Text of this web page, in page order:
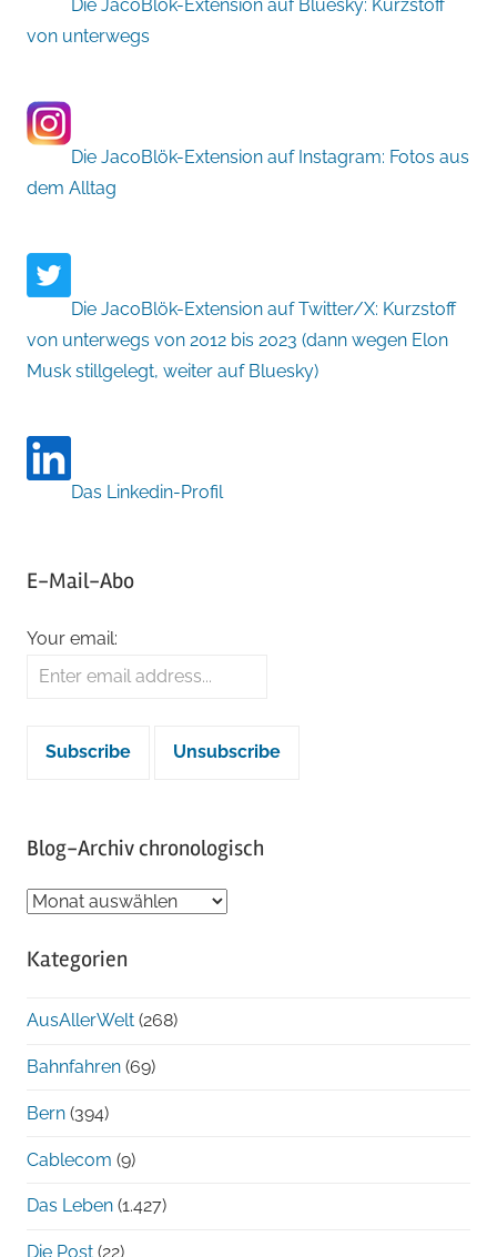
Die JacoBlök-Extension auf Bluesky: Kurzstoff
von unterwegs
Die JacoBlök-Extension auf Instagram: Fotos aus
dem Alltag
Die JacoBlök-Extension auf Twitter/X: Kurzstoff
von unterwegs von 2012 bis 2023 (dann wegen Elon
Musk stillgelegt, weiter auf Bluesky)
Das Linkedin-Profil
E-Mail-Abo
Your email:
Blog-Archiv chronologisch
Blog-
chronologisch
Kategorien
AusAllerWelt (268)
Bahnfahren (69)
Bern (394)
Cablecom (9)
Das Leben (1.427)
Die Post (22)